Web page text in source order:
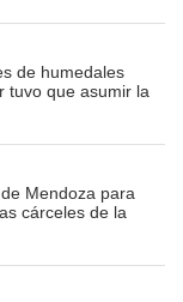
de humedales
tuvo que asumir la
Mendoza para
cárceles de la